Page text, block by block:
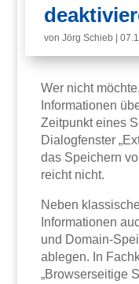
vonJörg Schieb |
Wer nicht
Informationen
Zeitpunkt eines
Dialogfenster
das Speichern
reicht nicht.
Neben
Informationen
und Domain-
ablegen. In
„Browserseitige